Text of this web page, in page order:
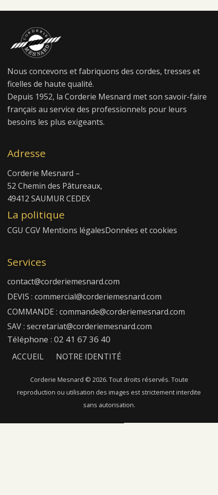
Nous concevons et fabriquons des cordes, tresses et
ficelles de haute qualité.
Depuis 1952, la Corderie Mesnard met son savoir-faire
français au service des professionnels pour leurs
besoins les plus exigeants.
Adresse
Corderie Mesnard –
52 Chemin des Pâtureaux,
49412 SAUMUR CEDEX
La politique
CGU CGV Mentions légalesDonnées et cookies
Services
contact@corderiemesnard.com
DEVIS : commercial@corderiemesnard.com
COMMANDE : commande@corderiemesnard.com
SAV : secretariat@corderiemesnard.com
Téléphone : 02 41 67 36 40
ACCUEIL
NOTRE IDENTITÉ
NOTRE SAVOIR-FAIRE
NOS FIBRES
NOTRE CATALOGUE
NOUS CONTACTER
Corderie Mesnard © 2026. Tout droits réservés. Toute
reproduction ou utilisation des images est strictement interdite
sans autorisation.